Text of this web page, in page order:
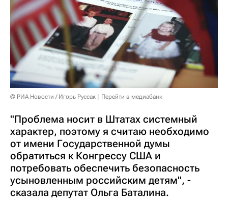
© РИА Новости / Игорь Руссак Перейти в медиабанк
"Проблема носит в Штатах системный
характер, поэтому я считаю необходимо
от имени Государственной думы
обратиться к Конгрессу США и
потребовать обеспечить безопасность
усыновленным российским детям", -
сказала депутат Ольга Баталина.